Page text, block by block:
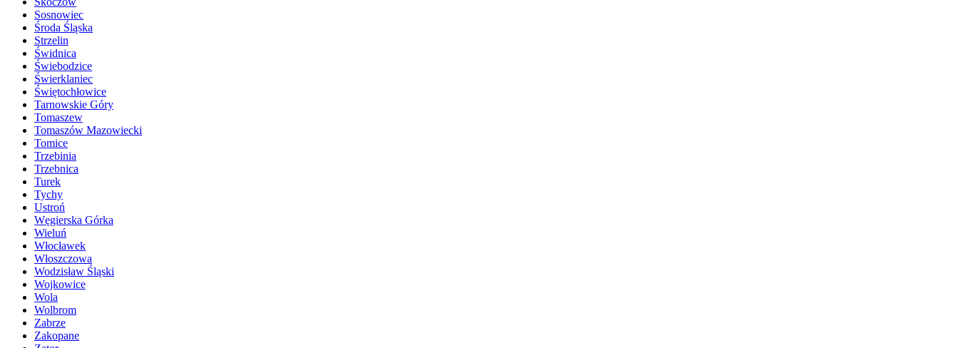
Sosnowiec
Środa Śląska
Strzelin
Świdnica
Świebodzice
Świerklaniec
Świętochłowice
Tarnowskie Góry
Tomaszew
Tomaszów Mazowiecki
Tomice
Trzebinia
Trzebnica
Turek
Tychy
Ustroń
Węgierska Górka
Wieluń
Włocławek
Włoszczowa
Wodzisław Śląski
Wojkowice
Wola
Wolbrom
Zabrze
Zakopane